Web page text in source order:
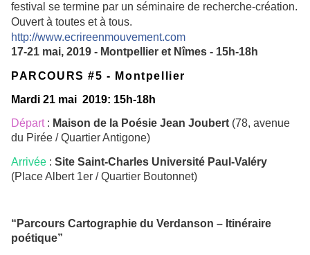
festival se termine par un séminaire de recherche-création.
Ouvert à toutes et à tous.
http://www.ecrireenmouvement.com
17-21 mai, 2019 - Montpellier et Nîmes - 15h-18h
PARCOURS #5 - Montpellier
Mardi 21 mai 2019: 15h-18h
Départ: Maison de la Poésie Jean Joubert (78, avenue
du Pirée / Quartier Antigone)
Arrivée : Site Saint-Charles Université Paul-Valéry
(Place Albert 1er / Quartier Boutonnet)
“Parcours Cartographie du Verdanson – Itinéraire
poétique”